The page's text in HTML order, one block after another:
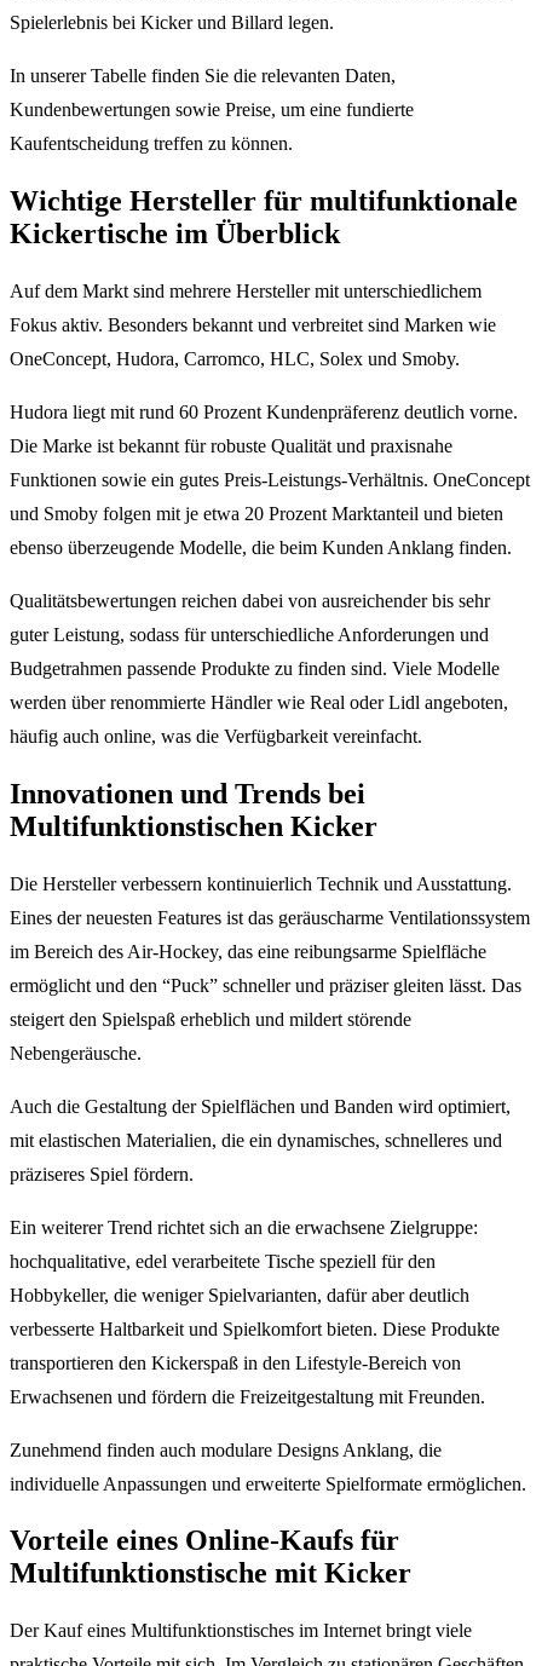
Spielerlebnis bei Kicker und Billard legen.
In unserer Tabelle finden Sie die relevanten Daten,
Kundenbewertungen sowie Preise, um eine fundierte
Kaufentscheidung treffen zu können.
Wichtige Hersteller für multifunktionale
Kickertische im Überblick
Auf dem Markt sind mehrere Hersteller mit unterschiedlichem
Fokus aktiv. Besonders bekannt und verbreitet sind Marken wie
OneConcept, Hudora, Carromco, HLC, Solex und Smoby.
Hudora liegt mit rund 60 Prozent Kundenpräferenz deutlich vorne.
Die Marke ist bekannt für robuste Qualität und praxisnahe
Funktionen sowie ein gutes Preis-Leistungs-Verhältnis. OneConcept
und Smoby folgen mit je etwa 20 Prozent Marktanteil und bieten
ebenso überzeugende Modelle, die beim Kunden Anklang finden.
Qualitätsbewertungen reichen dabei von ausreichender bis sehr
guter Leistung, sodass für unterschiedliche Anforderungen und
Budgetrahmen passende Produkte zu finden sind. Viele Modelle
werden über renommierte Händler wie Real oder Lidl angeboten,
häufig auch online, was die Verfügbarkeit vereinfacht.
Innovationen und Trends bei
Multifunktionstischen Kicker
Die Hersteller verbessern kontinuierlich Technik und Ausstattung.
Eines der neuesten Features ist das geräuscharme Ventilationssystem
im Bereich des Air-Hockey, das eine reibungsarme Spielfläche
ermöglicht und den “Puck” schneller und präziser gleiten lässt. Das
steigert den Spielspaß erheblich und mildert störende
Nebengeräusche.
Auch die Gestaltung der Spielflächen und Banden wird optimiert,
mit elastischen Materialien, die ein dynamisches, schnelleres und
präziseres Spiel fördern.
Ein weiterer Trend richtet sich an die erwachsene Zielgruppe:
hochqualitative, edel verarbeitete Tische speziell für den
Hobbykeller, die weniger Spielvarianten, dafür aber deutlich
verbesserte Haltbarkeit und Spielkomfort bieten. Diese Produkte
transportieren den Kickerspaß in den Lifestyle-Bereich von
Erwachsenen und fördern die Freizeitgestaltung mit Freunden.
Zunehmend finden auch modulare Designs Anklang, die
individuelle Anpassungen und erweiterte Spielformate ermöglichen.
Vorteile eines Online-Kaufs für
Multifunktionstische mit Kicker
Der Kauf eines Multifunktionstisches im Internet bringt viele